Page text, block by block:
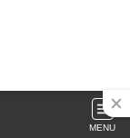
MENU